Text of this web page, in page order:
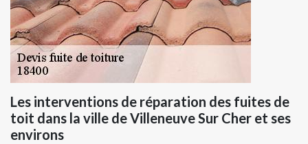
Les interventions de réparation des fuites de
toit dans la ville de Villeneuve Sur Cher et ses
environs